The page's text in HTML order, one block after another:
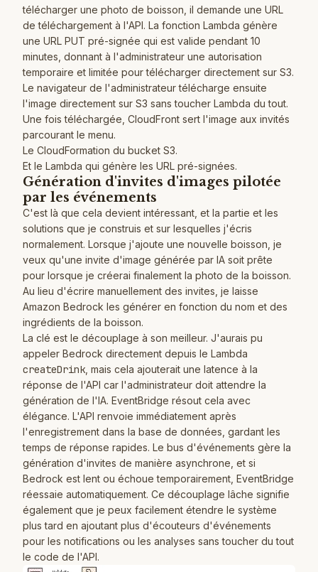
télécharger une photo de boisson, il demande une URL
de téléchargement à l'API. La fonction Lambda génère
une URL PUT pré-signée qui est valide pendant 10
minutes, donnant à l'administrateur une autorisation
temporaire et limitée pour télécharger directement sur S3.
Le navigateur de l'administrateur télécharge ensuite
l'image directement sur S3 sans toucher Lambda du tout.
Une fois téléchargée, CloudFront sert l'image aux invités
parcourant le menu.
Le CloudFormation du bucket S3.
Et le Lambda qui génère les URL pré-signées.
Génération d'invites d'images pilotée
par les événements
C'est là que cela devient intéressant, et la partie et les
solutions que je construis et sur lesquelles j'écris
normalement. Lorsque j'ajoute une nouvelle boisson, je
veux qu'une invite d'image générée par IA soit prête
pour lorsque je créerai finalement la photo de la boisson.
Au lieu d'écrire manuellement des invites, je laisse
Amazon Bedrock les générer en fonction du nom et des
ingrédients de la boisson.
La clé est le découplage à son meilleur. J'aurais pu
appeler Bedrock directement depuis le Lambda
createDrink, mais cela ajouterait une latence à la
réponse de l'API car l'administrateur doit attendre la
génération de l'IA. EventBridge résout cela avec
élégance. L'API renvoie immédiatement après
l'enregistrement dans la base de données, gardant les
temps de réponse rapides. Le bus d'événements gère la
génération d'invites de manière asynchrone, et si
Bedrock est lent ou échoue temporairement, EventBridge
réessaie automatiquement. Ce découplage lâche signifie
également que je peux facilement étendre le système
plus tard en ajoutant plus d'écouteurs d'événements
pour les notifications ou les analyses sans toucher du tout
le code de l'API.